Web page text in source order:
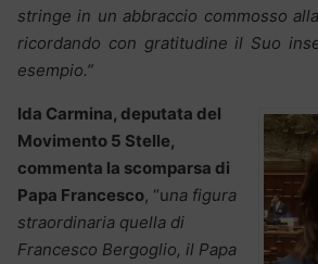
stringe in un abbraccio commosso
ricordando con gratitudine il Suo
esempio.”
Ida Carmina, deputata del
Movimento 5 Stelle,
commenta la scomparsa di
Papa Francesco, “una figura
straordinaria quella di
Francesco Bergoglio, il Papa